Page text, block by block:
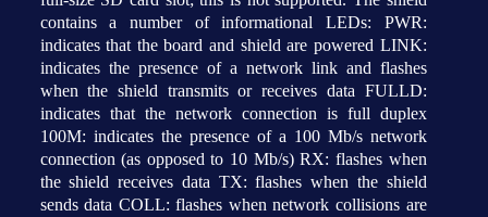
contains a number of informational LEDs: PWR:
indicates that the board and shield are powered LINK:
indicates the presence of a network link and flashes
when the shield transmits or receives data FULLD:
indicates that the network connection is full duplex
100M: indicates the presence of a 100 Mb/s network
connection (as opposed to 10 Mb/s) RX: flashes when
the shield receives data TX: flashes when the shield
sends data COLL: flashes when network collisions are